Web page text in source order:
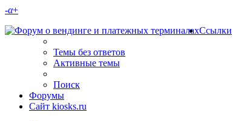
-α+
Ссылки
Темы без ответов
Активные темы
Поиск
Форумы
Сайт kiosks.ru